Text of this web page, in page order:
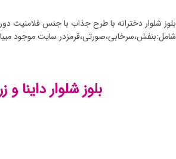
بلوز شلوار دخترانه با طرح جذاب با جنس فلامنیت
شامل:بنفش،سرخابی،صورتی،قرمزدر سایت موجود
بلوز شلوار داینا و